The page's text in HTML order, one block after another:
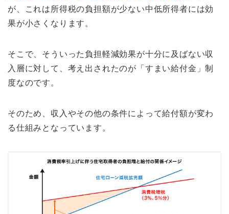
が、これは所得税の負担額が少ない中低所得者には効
果が小さくなります。
そこで、そういった負担軽減効果が十分に及ばない収
入層に対して、考え出されたのが「すまい給付金」制
度なのです。
そのため、収入やその他の条件によって給付額が変わ
る仕組みとなっています。